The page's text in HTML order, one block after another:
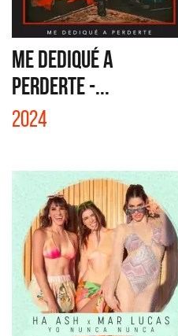
ME DEDIQUÉ A
PERDERTE -...
2024